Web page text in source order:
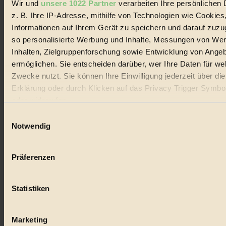
Wir und unsere 1022 Partner verarbeiten Ihre persönlichen
z. B. Ihre IP-Adresse, mithilfe von Technologien wie
Informationen auf Ihrem Gerät zu speichern und darauf
so personalisierte Werbung und Inhalte, Messungen von
Inhalten, Zielgruppenforschung sowie Entwicklung von
ermöglichen. Sie entscheiden darüber, wer Ihre Daten für
Zwecke nutzt. Sie können Ihre Einwilligung jederzeit über
Erklärung oder durch Klicken auf das Privacy Trigger
Wenn Sie es erlauben, würden wir auch gerne:
Ihr Gerät durch aktives Scannen nach bestimmten
Erfahren Sie mehr darüber, wie Ihre persönlichen Daten
Notwendig
Präferenzen
Statistiken
Marketing
© 2026 Biorama GmbH
Impressum & Disclaimer
Datenschutz
Mediadaten
Biorama steht für einen nachhaltigen Lebensstil und bewussten
Lebenswandel. Es ist eine moderne Plattform für Ideen, Menschen
und Produkte, ein Leitfaden im schnell wachsenden Markt des
Social Media
22.601 Fans auf Facebook
Themen
Bio